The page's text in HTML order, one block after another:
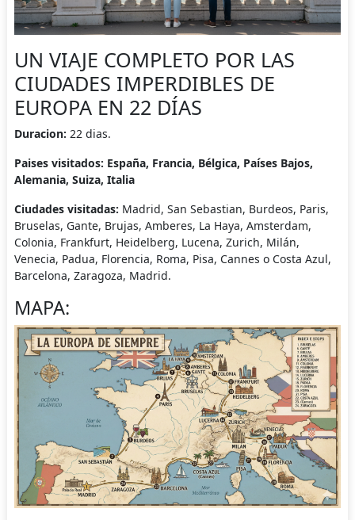
UN VIAJE COMPLETO POR LAS
CIUDADES IMPERDIBLES DE
EUROPA EN 22 DÍAS
Duracion: 22 dias.
Paises visitados: España, Francia, Bélgica, Países Bajos,
Alemania, Suiza, Italia
Ciudades visitadas: Madrid, San Sebastian, Burdeos, Paris,
Bruselas, Gante, Brujas, Amberes, La Haya, Amsterdam,
Colonia, Frankfurt, Heidelberg, Lucena, Zurich, Milán,
Venecia, Padua, Florencia, Roma, Pisa, Cannes o Costa Azul,
Barcelona, Zaragoza, Madrid.
MAPA: